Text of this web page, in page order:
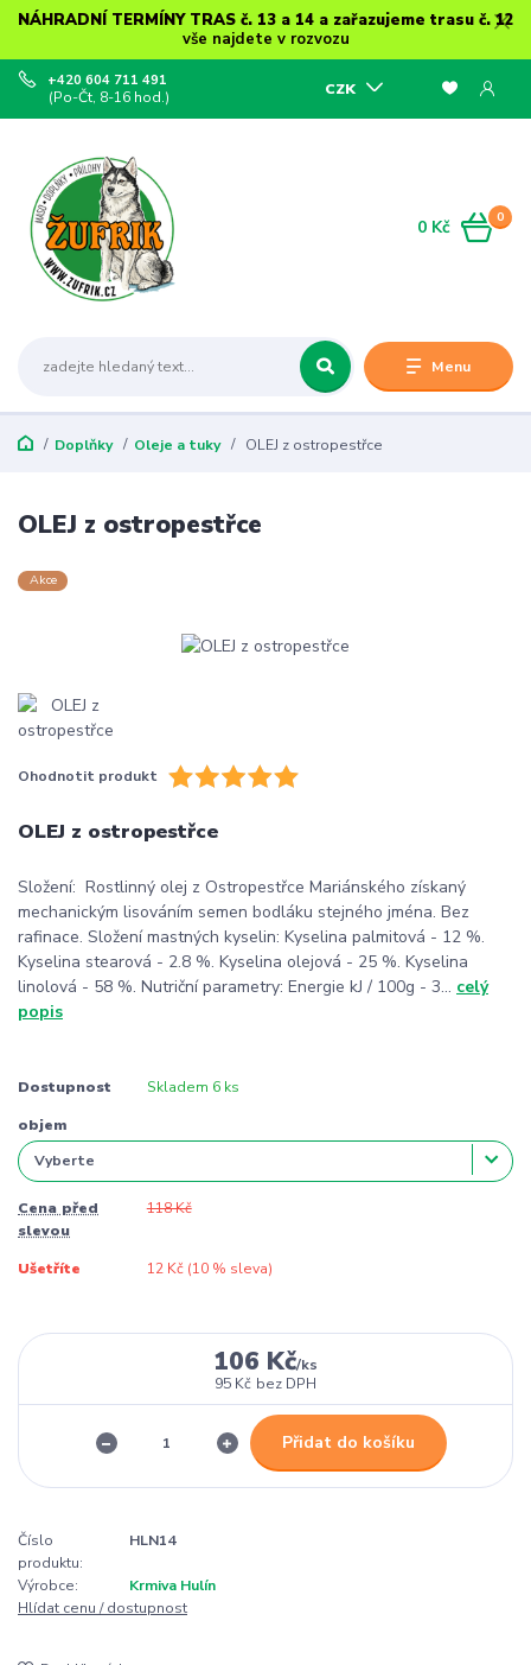
NÁHRADNÍ TERMÍNY TRAS č. 13 a 14 a zařazujeme trasu č. 12
vše najdete v rozvozu
Menu
CZK
+420 604 711 491
(Po-Čt, 8-16 hod.)
0
0 Kč
Doplňky Oleje a tuky OLEJ z ostropestřce
OLEJ z ostropestřce
Akce
Ohodnotit produkt
OLEJ z ostropestřce
Složení: Rostlinný olej z Ostropestřce Mariánského získaný
mechanickým lisováním semen bodláku stejného jména. Bez
rafinace. Složení mastných kyselin: Kyselina palmitová - 12 %.
Kyselina stearová - 2.8 %. Kyselina olejová - 25 %. Kyselina
linolová - 58 %. Nutriční parametry: Energie kJ / 100g - 3... celý
popis
Dostupnost Skladem 6 ks
objem
Cena před
slevou
118 Kč
Ušetříte 12 Kč (10% sleva)
106 Kč/ks
95 Kč bez DPH
Přidat do košíku
Číslo
produktu:
HLN14
Výrobce:
Krmiva Hulín
Hlídat cenu / dostupnost